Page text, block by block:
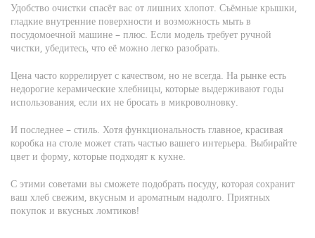
Удобство очистки спасёт вас от лишних хлопот. Съёмные крышки,
гладкие внутренние поверхности и возможность мыть в
посудомоечной машине – плюс. Если модель требует ручной
чистки, убедитесь, что её можно легко разобрать.
Цена часто коррелирует с качеством, но не всегда. На рынке есть
недорогие керамические хлебницы, которые выдерживают годы
использования, если их не бросать в микроволновку.
И последнее – стиль. Хотя функциональность главное, красивая
коробка на столе может стать частью вашего интерьера. Выбирайте
цвет и форму, которые подходят к кухне.
С этими советами вы сможете подобрать посуду, которая сохранит
ваш хлеб свежим, вкусным и ароматным надолго. Приятных
покупок и вкусных ломтиков!